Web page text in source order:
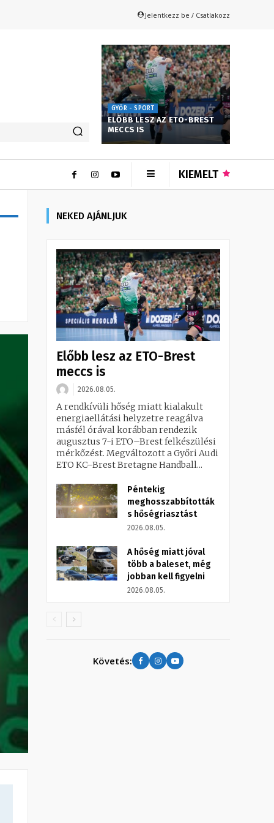
Jelentkezz be / Csatlakozz
GYŐR - SPORT
ELŐBB LESZ AZ ETO-BREST
MECCS IS
KIEMELT
NEKED AJÁNLJUK
Előbb lesz az ETO-Brest
meccs is
2026.08.05.
A rendkívüli hőség miatt kialakult
energiaellátási helyzetre reagálva
másfél órával korábban rendezik
augusztus 7-i ETO–Brest felkészülési
mérkőzést. Megváltozott a Győri Audi
ETO KC–Brest Bretagne Handball...
Péntekig
meghosszabbították
s hőségriasztást
2026.08.05.
A hőség miatt jóval
több a baleset, még
jobban kell figyelni
2026.08.05.
Követés: